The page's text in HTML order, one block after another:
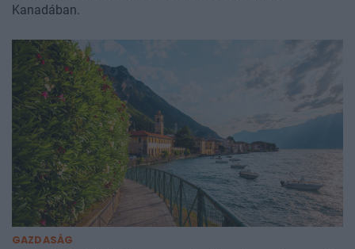
Kanadában.
GAZDASÁG